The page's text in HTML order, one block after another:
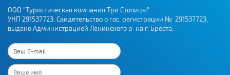
ООО "Туристическая компания Три Столицы"
УНП 291537723. Свидетельство о гос. регистрации № 291537723,
выдано Администрацией Ленинского р-на г. Бреста.